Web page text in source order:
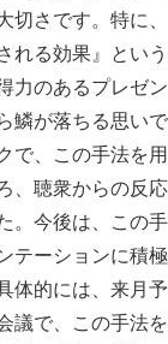
切さです。特に
る効果』という
力のあるプレゼ
鱗が落ちる思い
で、この手法を
、聴衆からの反
。今後は、この
テーションに積
体的には、来月
議で、この手法